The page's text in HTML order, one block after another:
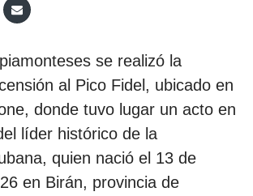
se realizó la
al Pico Fidel, ubicado en
donde tuvo lugar un acto en
líder histórico de la
quien nació el 13 de
en Birán, provincia de